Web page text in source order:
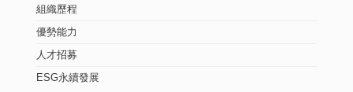
組織歷程
優勢能力
人才招募
ESG永續發展